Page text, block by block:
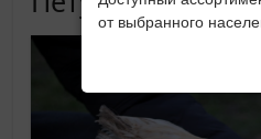
от выбранного